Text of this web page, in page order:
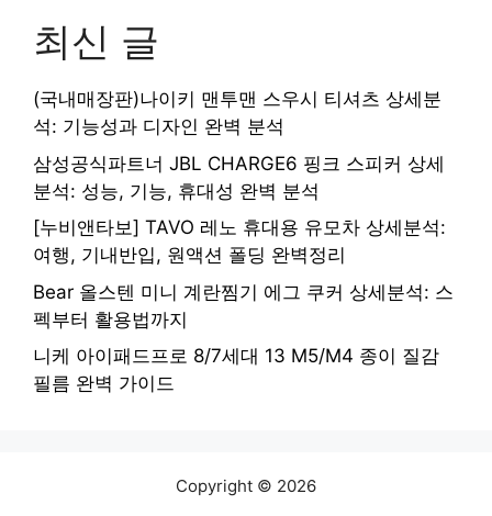
최신 글
(국내매장판)나이키 맨투맨 스우시 티셔츠 상세분
석: 기능성과 디자인 완벽 분석
삼성공식파트너 JBL CHARGE6 핑크 스피커 상세
분석: 성능, 기능, 휴대성 완벽 분석
[누비앤타보] TAVO 레노 휴대용 유모차 상세분석:
여행, 기내반입, 원액션 폴딩 완벽정리
Bear 올스텐 미니 계란찜기 에그 쿠커 상세분석: 스
펙부터 활용법까지
니케 아이패드프로 8/7세대 13 M5/M4 종이 질감
필름 완벽 가이드
Copyright © 2026